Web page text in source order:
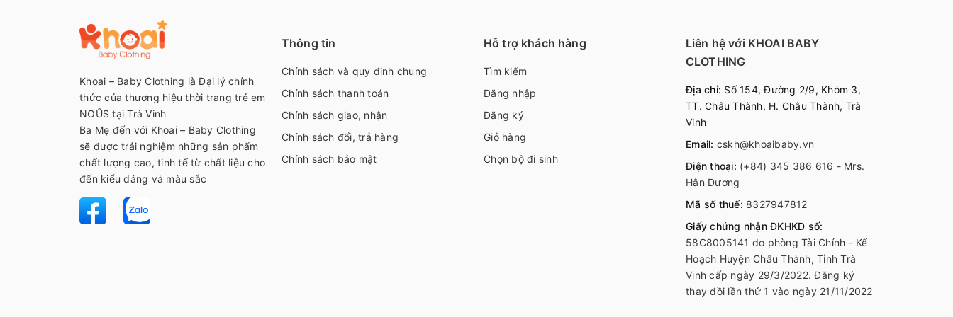
Khoai – Baby Clothing là Đại lý chính
thức của thương hiệu thời trang trẻ em
NOÛS tại Trà Vinh
Ba Mẹ đến với Khoai – Baby Clothing
sẽ được trải nghiệm những sản phẩm
chất lượng cao, tinh tế từ chất liệu cho
đến kiểu dáng và màu sắc
Thông tin
Chính sách và quy định chung
Chính sách thanh toán
Chính sách giao, nhận
Chính sách đổi, trả hàng
Chính sách bảo mật
Hỗ trợ khách hàng
Tìm kiếm
Đăng nhập
Đăng ký
Giỏ hàng
Chọn bộ đi sinh
Liên hệ với KHOAI BABY
CLOTHING
Địa chỉ: Số 154, Đường 2/9, Khóm 3,
TT. Châu Thành, H. Châu Thành, Trà
Vinh
Email: cskh@khoaibaby.vn
Điện thoại: (+84) 345 386 616 - Mrs.
Hân Dương
Mã số thuế: 8327947812
Giấy chứng nhận ĐKHKD số:
58C8005141 do phòng Tài Chính - Kế
Hoạch Huyện Châu Thành, Tỉnh Trà
Vinh cấp ngày 29/3/2022. Đăng ký
thay đồi lần thứ 1 vào ngày 21/11/2022